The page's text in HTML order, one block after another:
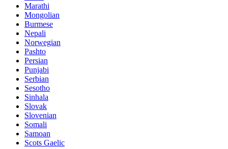
Marathi
Mongolian
Burmese
Nepali
Norwegian
Pashto
Persian
Punjabi
Serbian
Sesotho
Sinhala
Slovak
Slovenian
Somali
Samoan
Scots Gaelic